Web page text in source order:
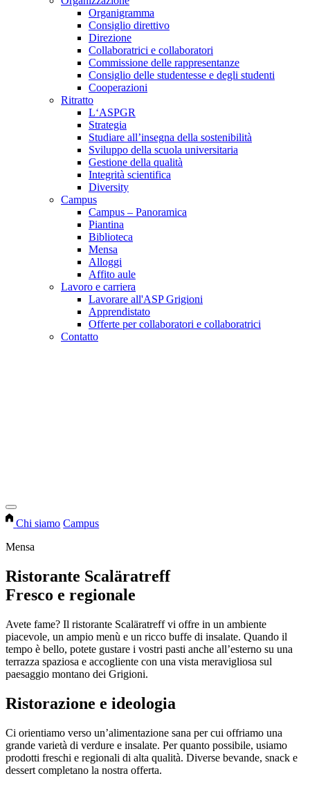
Organigramma
Consiglio direttivo
Direzione
Collaboratrici e collaboratori
Commissione delle rappresentanze
Consiglio delle studentesse e degli studenti
Cooperazioni
Ritratto
L‘ASPGR
Strategia
Studiare all’insegna della sostenibilità
Sviluppo della scuola universitaria
Gestione della qualità
Integrità scientifica
Diversity
Campus
Campus – Panoramica
Piantina
Biblioteca
Mensa
Alloggi
Affito aule
Lavoro e carriera
Lavorare all'ASP Grigioni
Apprendistato
Offerte per collaboratori e collaboratrici
Contatto
Chi siamo Campus
Mensa
Ristorante Scaläratreff
Fresco e regionale
Avete fame? Il ristorante Scaläratreff vi offre in un ambiente
piacevole, un ampio menù e un ricco buffe di insalate. Quando il
tempo è bello, potete gustare i vostri pasti anche all’esterno su una
terrazza spaziosa e accogliente con una vista meravigliosa sul
paesaggio montano dei Grigioni.
Ristorazione e ideologia
Ci orientiamo verso un’alimentazione sana per cui offriamo una
grande varietà di verdure e insalate. Per quanto possibile, usiamo
prodotti freschi e regionali di alta qualità. Diverse bevande, snack e
dessert completano la nostra offerta.